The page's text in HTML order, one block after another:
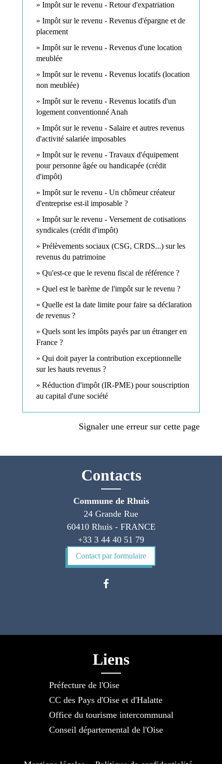
Impôt sur le revenu - Retour d'expatriation
Impôt sur le revenu - Revenus d'épargne et de
placement
Impôt sur le revenu - Revenus d'une location
meublée
Impôt sur le revenu - Revenus locatifs (location
non meublée)
Impôt sur le revenu - Revenus locatifs d'un
logement conventionné Anah
Impôt sur le revenu - Salaire et autres revenus
d'activité salariée imposables
Impôt sur le revenu - Travaux d'équipement
pour personne âgée ou handicapée (crédit
d'impôt)
Impôt sur le revenu - Un chômeur créateur
d'entreprise est-il imposable ?
Impôt sur le revenu - Versement de cotisations
syndicales (crédit d'impôt)
Prélèvements sociaux (CSG, CRDS...) sur les
revenus du patrimoine
Qu'est-ce que le revenu fiscal de référence ?
Quel est le barème de l'impôt sur le revenu ?
Quelle est la date limite pour faire sa déclaration
de revenus ?
Quels sont les impôts payés par un étranger en
France ?
Qui doit payer la contribution exceptionnelle
sur les hauts revenus ?
Réduction d'impôt (IR-PME) pour souscription
au capital d'une société
Signaler une erreur sur cette page
Contacts
Commune de Rhuis
24 Grande Rue
60410 Rhuis - FRANCE
+33 3 44 40 51 79
Contact par formulaire
Liens
Préfecture de l'Oise
CC des Pays d'Oise et d'Halatte
Office du tourisme intercommunal
Conseil départemental de l'Oise